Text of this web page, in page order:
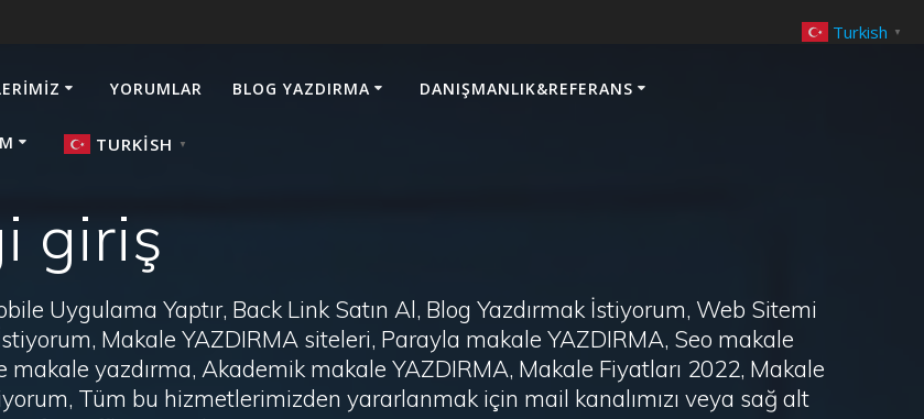
YORUMLAR BLOG YAZDIRMA DANIŞMANLIK&REFERANS
TURKISH ▼
giriş
Uygulama Yaptır, Back Link Satın Al, Blog Yazdırmak İstiyorum, Web Sitemi
Makale YAZDIRMA siteleri, Parayla makale YAZDIRMA, Seo makale
makale yazdırma, Akademik makale YAZDIRMA, Makale Fiyatları 2022, Makale
Tüm bu hizmetlerimizden yararlanmak için mail kanalımızı veya sağ alt
Turkish ▼